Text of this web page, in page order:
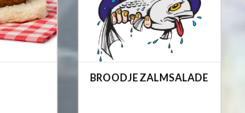
BROODJE ZALMSALADE